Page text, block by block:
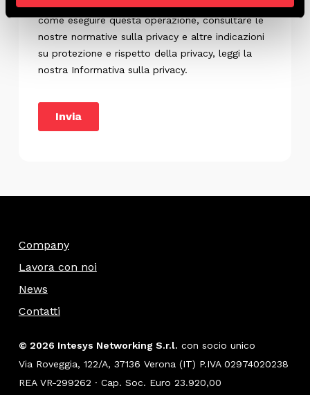
Company
Lavora con noi
News
Contatti
© 2026 Intesys Networking S.r.l. con socio unico
Via Roveggia, 122/A, 37136 Verona (IT) P.IVA 02974020238
REA VR-299262 · Cap. Soc. Euro 23.920,00